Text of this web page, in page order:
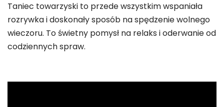
Taniec towarzyski to przede wszystkim wspaniała
rozrywka i doskonały sposób na spędzenie wolnego
wieczoru. To świetny pomysł na relaks i oderwanie od
codziennych spraw.